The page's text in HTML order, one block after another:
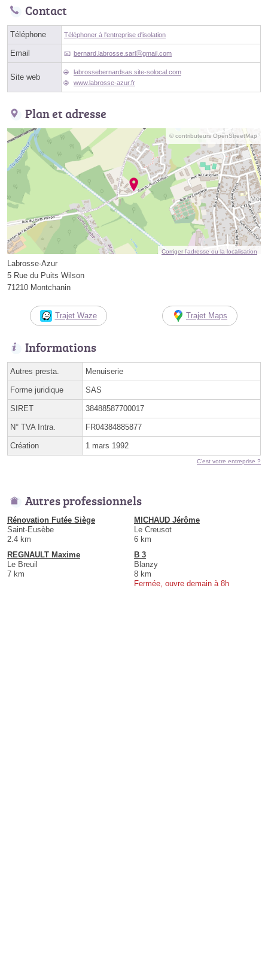
Contact
Téléphone Téléphoner à l'entreprise d'isolation
Email bernard.labrosse.sarlⓐgmail.com
Site web
labrossebernardsas.site-solocal.com
www.labrosse-azur.fr
Plan et adresse
© contributeurs OpenStreetMap
Corriger l’adresse ou la localisation
Labrosse-Azur
5 Rue du Puits Wilson
71210 Montchanin
Trajet Waze Trajet Maps
Informations
Autres presta. Menuiserie
Forme juridique SAS
SIRET 38488587700017
N° TVA Intra. FR04384885877
Création 1 mars 1992
C'est votre entreprise ?
Autres professionnels
Rénovation Futée Siège
Saint-Eusèbe
2.4 km
MICHAUD Jérôme
Le Creusot
6 km
REGNAULT Maxime
Le Breuil
7 km
B 3
Blanzy
8 km
Fermée, ouvre demain à 8h